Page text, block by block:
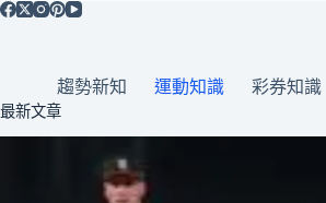
趨勢新知 運動知識 彩券知識
最新文章